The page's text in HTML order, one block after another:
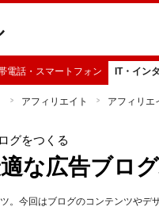
電話・スマートフォン IT・イン
アフィリエイト アフィリエ
グをつくる
な広告ブロ
。今回はブログのコンテンツや